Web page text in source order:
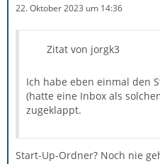
22. Oktober 2023 um 14:36
Zitat von jorgk3
Ich habe eben einmal den
(hatte eine Inbox als
zugeklappt.
Start-Up-Ordner? Noch nie